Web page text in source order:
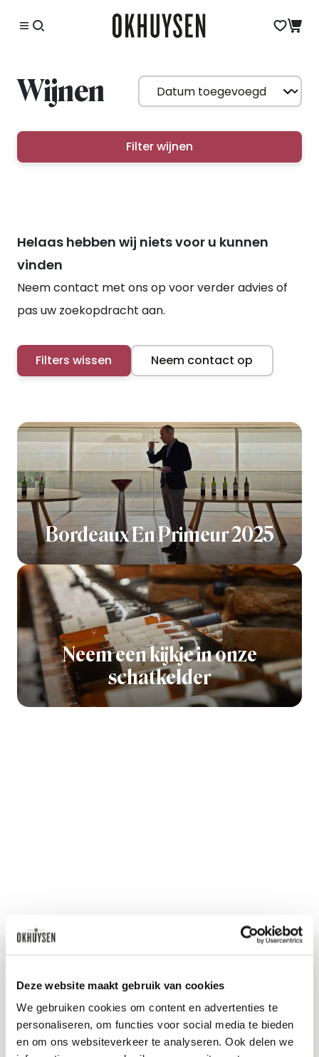
Deze website maakt gebruik van cookies
We gebruiken cookies om content en advertenties te
personaliseren, om functies voor social media te bieden
en om ons websiteverkeer te analyseren. Ook delen we
Wijnen
Filter wijnen
Helaas hebben wij niets voor u kunnen
vinden
Neem contact met ons op voor verder advies of
pas uw zoekopdracht aan.
Filters wissen Neem contact op
Bordeaux En Primeur 2025
Neem een kijkje in onze
schatkelder
Blijf op de hoogte
Ontvang het laatste wijnnieuws, proeverijen en
evenementen